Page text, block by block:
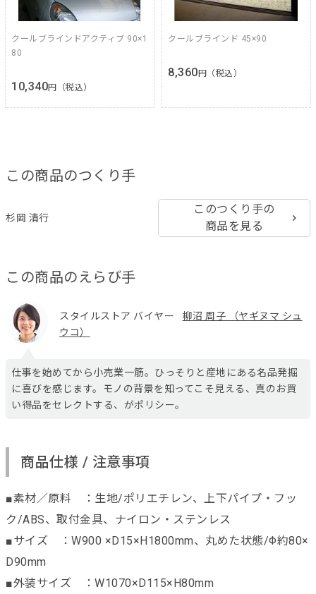
クールブラインドアクティブ 90×1
80
10,340円（税込）
クールブラインド 45×90
8,360 円（税込）
この商品のつくり手
杉岡 清行
このつくり手の
商品を見る
この商品のえらび手
スタイルストア バイヤー
柳沼 周子 （ヤギヌマ シュ
ウコ）
仕事を始めてから小売業一筋。ひっそりと産地にある名品発掘
に喜びを感じます。モノの背景を知ってこそ見える、真のお買
い得品をセレクトする、がポリシー。
商品仕様 / 注意事項
■素材／原料 ：生地/ポリエチレン、上下パイプ・フッ
ク/ABS、取付金具、ナイロン・ステンレス
■サイズ ：W900 ×D15×H1800mm、丸めた状態/Φ約80×
D90mm
■外装サイズ ：W1070×D115×H80mm